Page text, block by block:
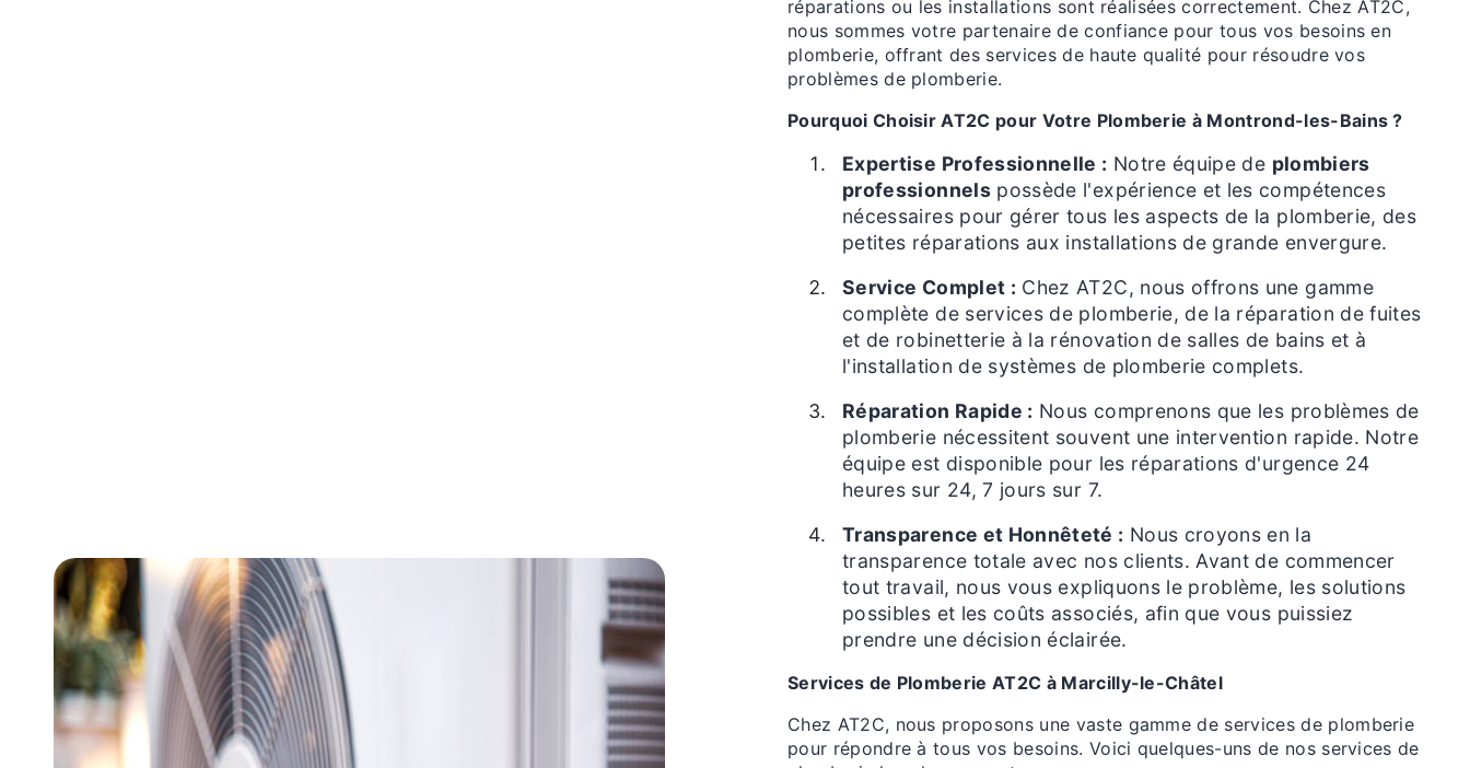
réparations ou les installations sont réalisées correctement. Chez AT2C,
nous sommes votre partenaire de confiance pour tous vos besoins en
plomberie, offrant des services de haute qualité pour résoudre vos
problèmes de plomberie.
Pourquoi Choisir AT2C pour Votre Plomberie à Montrond-les-Bains ?
Expertise Professionnelle : Notre équipe de plombiers
professionnelspossède l'expérience et les compétences
nécessaires pour gérer tous les aspects de la plomberie, des
petites réparations aux installations de grande envergure.
Service Complet : Chez AT2C, nous offrons une gamme
complète de services de plomberie, de la réparation de fuites
et de robinetterie à la rénovation de salles de bains et à
l'installation de systèmes de plomberie complets.
Réparation Rapide : Nous comprenons que les problèmes de
plomberie nécessitent souvent une intervention rapide. Notre
équipe est disponible pour les réparations d'urgence 24
heures sur 24, 7 jours sur 7.
Transparence et Honnêteté : Nous croyons en la
transparence totale avec nos clients. Avant de commencer
tout travail, nous vous expliquons le problème, les solutions
possibles et les coûts associés, afin que vous puissiez
prendre une décision éclairée.
Services de Plomberie AT2C à Marcilly-le-Châtel
Chez AT2C, nous proposons une vaste gamme de services de plomberie
pour répondre à tous vos besoins. Voici quelques-uns de nos services de